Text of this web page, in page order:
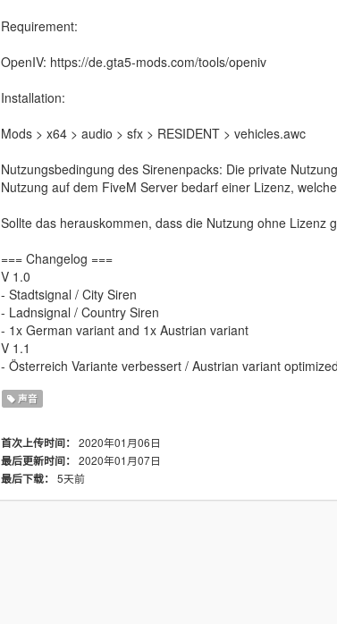
Requirement:
OpenIV: https://de.gta5-mods.com/tools/openiv
Installation:
Mods > x64 > audio > sfx > RESIDENT > vehicles.awc
Nutzungsbedingung des Sirenenpacks: Die private
Nutzung auf dem FiveM Server bedarf einer Lizenz,
Sollte das herauskommen, dass die Nutzung ohne Lizenz
=== Changelog ===
V 1.0
- Stadtsignal / City Siren
- Ladnsignal / Country Siren
- 1x German variant and 1x Austrian variant
V 1.1
- Österreich Variante verbessert / Austrian variant optimized
声音
首次上传时间： 2020年01月06日
最后更新时间： 2020年01月07日
最后下载： 5天前